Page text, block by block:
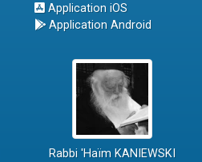
Application iOS
Application Android
Rabbi 'Haïm KANIEWSKI